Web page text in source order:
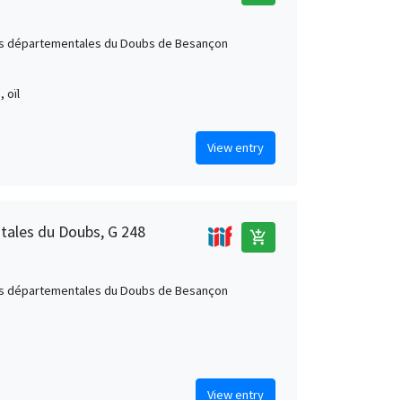
départementales du Doubs de Besançon
oïl
View entry
du Doubs, G 248 add_shopping_cart
départementales du Doubs de Besançon
View entry